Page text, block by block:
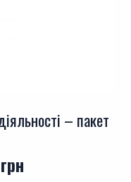
– пакет
грн